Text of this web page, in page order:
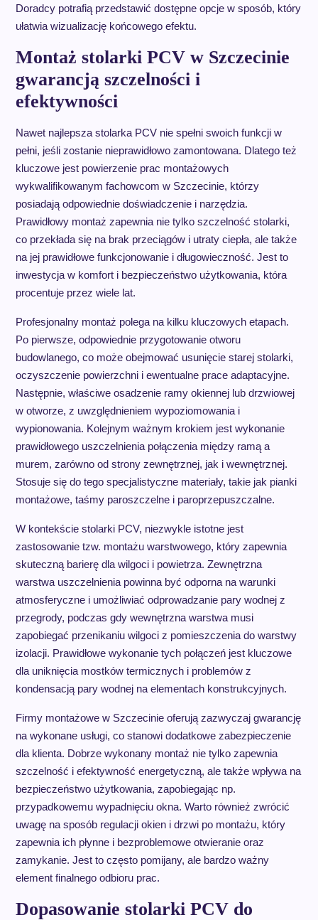
Doradcy potrafią przedstawić dostępne opcje w sposób, który
ułatwia wizualizację końcowego efektu.
Montaż stolarki PCV w Szczecinie
gwarancją szczelności i
efektywności
Nawet najlepsza stolarka PCV nie spełni swoich funkcji w
pełni, jeśli zostanie nieprawidłowo zamontowana. Dlatego też
kluczowe jest powierzenie prac montażowych
wykwalifikowanym fachowcom w Szczecinie, którzy
posiadają odpowiednie doświadczenie i narzędzia.
Prawidłowy montaż zapewnia nie tylko szczelność stolarki,
co przekłada się na brak przeciągów i utraty ciepła, ale także
na jej prawidłowe funkcjonowanie i długowieczność. Jest to
inwestycja w komfort i bezpieczeństwo użytkowania, która
procentuje przez wiele lat.
Profesjonalny montaż polega na kilku kluczowych etapach.
Po pierwsze, odpowiednie przygotowanie otworu
budowlanego, co może obejmować usunięcie starej stolarki,
oczyszczenie powierzchni i ewentualne prace adaptacyjne.
Następnie, właściwe osadzenie ramy okiennej lub drzwiowej
w otworze, z uwzględnieniem wypoziomowania i
wypionowania. Kolejnym ważnym krokiem jest wykonanie
prawidłowego uszczelnienia połączenia między ramą a
murem, zarówno od strony zewnętrznej, jak i wewnętrznej.
Stosuje się do tego specjalistyczne materiały, takie jak pianki
montażowe, taśmy paroszczelne i paroprzepuszczalne.
W kontekście stolarki PCV, niezwykle istotne jest
zastosowanie tzw. montażu warstwowego, który zapewnia
skuteczną barierę dla wilgoci i powietrza. Zewnętrzna
warstwa uszczelnienia powinna być odporna na warunki
atmosferyczne i umożliwiać odprowadzanie pary wodnej z
przegrody, podczas gdy wewnętrzna warstwa musi
zapobiegać przenikaniu wilgoci z pomieszczenia do warstwy
izolacji. Prawidłowe wykonanie tych połączeń jest kluczowe
dla uniknięcia mostków termicznych i problemów z
kondensacją pary wodnej na elementach konstrukcyjnych.
Firmy montażowe w Szczecinie oferują zazwyczaj gwarancję
na wykonane usługi, co stanowi dodatkowe zabezpieczenie
dla klienta. Dobrze wykonany montaż nie tylko zapewnia
szczelność i efektywność energetyczną, ale także wpływa na
bezpieczeństwo użytkowania, zapobiegając np.
przypadkowemu wypadnięciu okna. Warto również zwrócić
uwagę na sposób regulacji okien i drzwi po montażu, który
zapewnia ich płynne i bezproblemowe otwieranie oraz
zamykanie. Jest to często pomijany, ale bardzo ważny
element finalnego odbioru prac.
Dopasowanie stolarki PCV do